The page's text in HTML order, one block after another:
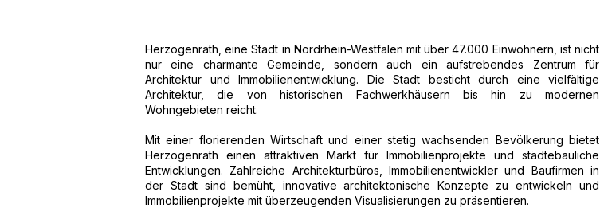
Herzogenrath, eine Stadt in Nordrhein-Westfalen mit über 47.000 Einwohnern, ist nicht
nur eine charmante Gemeinde, sondern auch ein aufstrebendes Zentrum für
Architektur und Immobilienentwicklung. Die Stadt besticht durch eine vielfältige
Architektur, die von historischen Fachwerkhäusern bis hin zu modernen
Wohngebieten reicht.
Mit einer florierenden Wirtschaft und einer stetig wachsenden Bevölkerung bietet
Herzogenrath einen attraktiven Markt für Immobilienprojekte und städtebauliche
Entwicklungen. Zahlreiche Architekturbüros, Immobilienentwickler und Baufirmen in
der Stadt sind bemüht, innovative architektonische Konzepte zu entwickeln und
Immobilienprojekte mit überzeugenden Visualisierungen zu präsentieren.